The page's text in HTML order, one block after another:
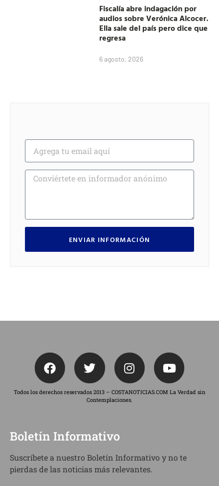
Fiscalía abre indagación por
audios sobre Verónica Alcocer.
Ella sale del país pero dice que
regresa
6 agosto, 2026
ENVIAR INFORMACIÓN
Todos los derechos reservados 2013 – COSTANOTICIAS.COM La Verdad sin
Contemplaciones.
Boletín Informativo
Suscríbete a nuestro Boletín Informativo y no te
pierdas de las noticias más relevantes.